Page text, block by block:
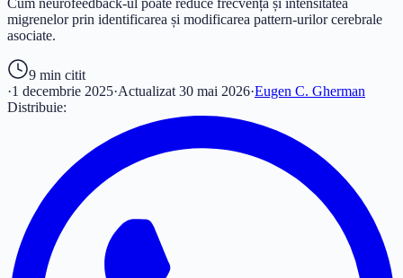
migrenelor prin identificarea și modificarea pattern-urilor cerebrale
asociate.
9 min citit
·1 decembrie 2025·Actualizat 30 mai 2026·Eugen C. Gherman
Distribuie: